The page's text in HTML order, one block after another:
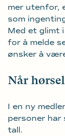
mer utenfor,
som
Med et glimt
for å melde
ønsker å
Når
I en ny
personer har
tall.